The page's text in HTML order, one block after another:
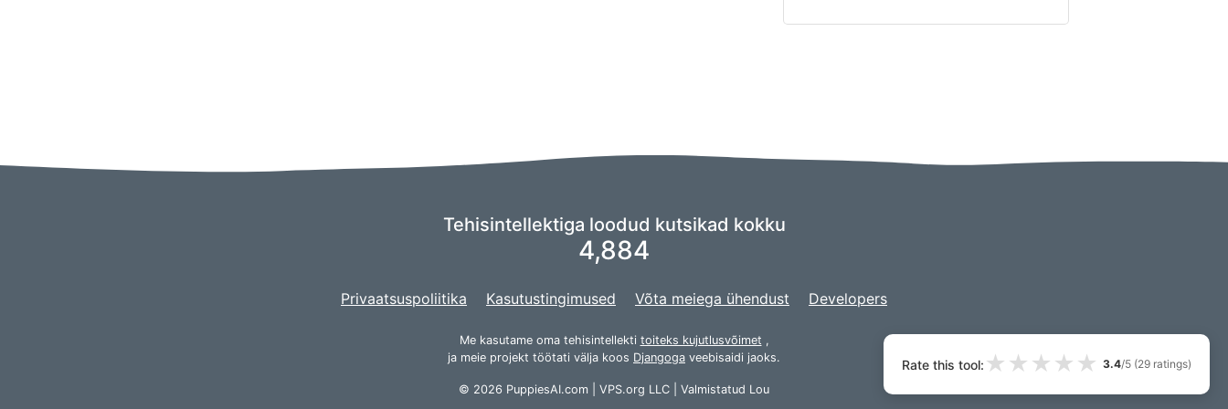
Tehisintellektiga loodud kutsikad kokku
4,884
Privaatsuspoliitika Kasutustingimused Võta meiega ühendust Developers
Me kasutame oma tehisintellekti toiteks kujutlusvõimet ,
ja meie projekt töötati välja koos Djangoga veebisaidi jaoks.
© 2026 PuppiesAI.com | VPS.org LLC | Valmistatud Lou
Rate this tool: ★ ★ ★ ★ ★ 3.4/5 (29 ratings)